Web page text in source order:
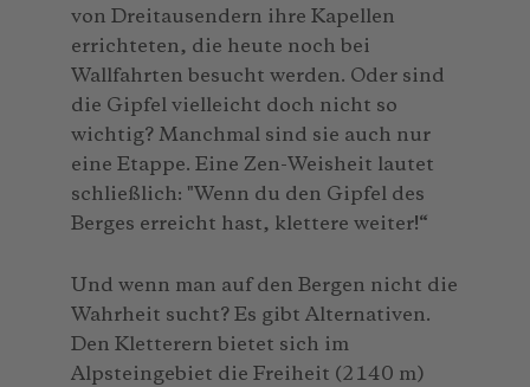
von Dreitausendern ihre Kapellen
errichteten, die heute noch bei
Wallfahrten besucht werden. Oder sind
die Gipfel vielleicht doch nicht so
wichtig? Manchmal sind sie auch nur
eine Etappe. Eine Zen-Weisheit lautet
schließlich: "Wenn du den Gipfel des
Berges erreicht hast, klettere weiter!“
Und wenn man auf den Bergen nicht die
Wahrheit sucht? Es gibt Alternativen.
Den Kletterern bietet sich im
Alpsteingebiet die Freiheit (2140 m)